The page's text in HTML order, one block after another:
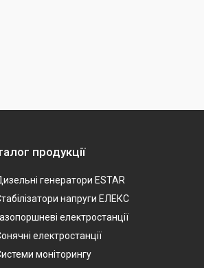
продукції
генератори ESTAR
напруги ЕЛЕКС
електростанції
електростанції
моніторингу